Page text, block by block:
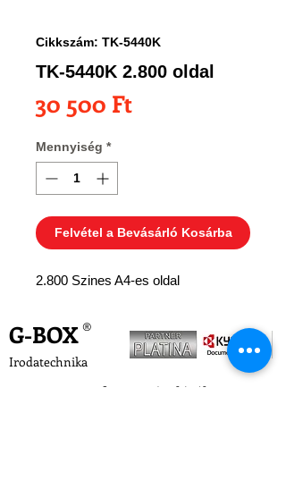
Cikkszám: TK-5440K
TK-5440K 2.800 oldal
30 500 FtÁr
Mennyiség *
Felvétel a Bevásárló Kosárba
2.800 Szines A4-es oldal
G-BOX
Irodatechnika
®
A G-Box Kft. 2004. óta kínál gyors,